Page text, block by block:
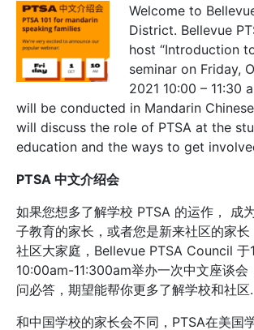
Welcome to
District. Bellevue
host “Introduction
seminar on Friday,
2021 10:00 – 11:30
will be conducted in Mandarin
will discuss the role of PTSA at the
education and the ways to get
PTSA 中文介绍会
如果您想多了解学校 PTSA 的运作， 成
子教育的家长 ，或者您是新来社区的家长
社区大家庭， Bellevue PTSA Council 于
10:00am-11:300am举办一次中文座谈会
问必答， 期望能帮你更多了解学校和社区.
和中国学校的家长会不同，PTSA在美国